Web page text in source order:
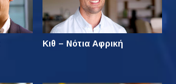
Κιθ – Νότια Αφρική